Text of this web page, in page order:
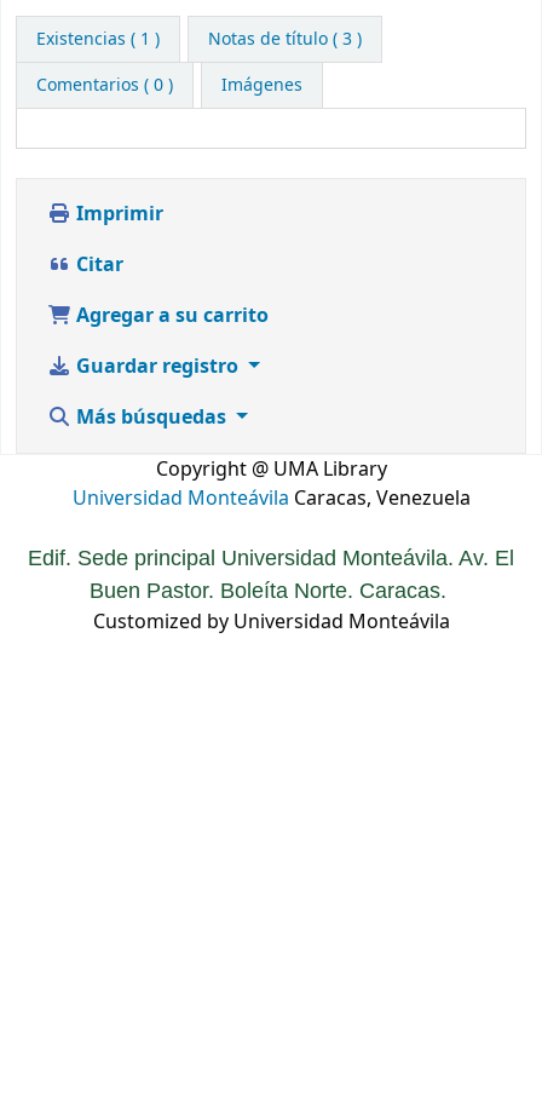
Existencias ( 1 )
Notas de título ( 3 )
Comentarios ( 0 )
Imágenes
Imprimir
Citar
Agregar a su carrito
Guardar registro
Más búsquedas
Copyright @ UMA Library
Universidad Monteávila Caracas, Venezuela
Edif. Sede principal Universidad Monteávila. Av. El
Buen Pastor. Boleíta Norte. Caracas.
Customized by Universidad Monteávila